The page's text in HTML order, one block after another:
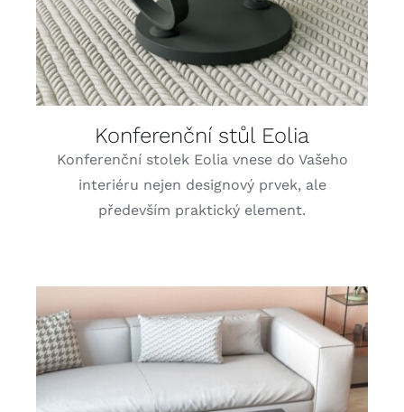
Konferenční stůl Eolia
Konferenční stolek Eolia vnese do Vašeho
interiéru nejen designový prvek, ale
především praktický element.